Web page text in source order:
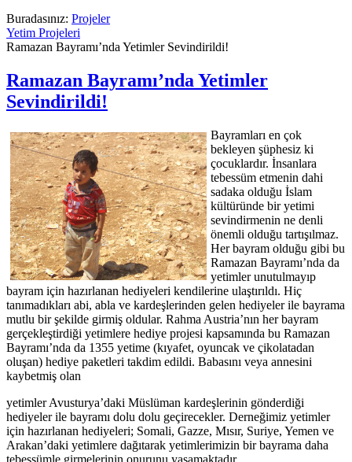
Buradasınız: Projeler
Yetim Projeleri
Ramazan Bayramı’nda Yetimler Sevindirildi!
Ramazan Bayramı’nda Yetimler
Sevindirildi!
Bayramları en çok
bekleyen şüphesiz ki
çocuklardır. İnsanlara
tebessüm etmenin dahi
sadaka olduğu İslam
kültüründe bir yetimi
sevindirmenin ne denli
önemli olduğu tartışılmaz.
Her bayram olduğu gibi bu
Ramazan Bayramı’nda da
yetimler unutulmayıp
bayram için hazırlanan hediyeleri kendilerine ulaştırıldı. Hiç
tanımadıkları abi, abla ve kardeşlerinden gelen hediyeler ile bayrama
mutlu bir şekilde girmiş oldular. Rahma Austria’nın her bayram
gerçekleştirdiği yetimlere hediye projesi kapsamında bu Ramazan
Bayramı’nda da 1355 yetime (kıyafet, oyuncak ve çikolatadan
oluşan) hediye paketleri takdim edildi. Babasını veya annesini
kaybetmiş olan
yetimler Avusturya’daki Müslüman kardeşlerinin gönderdiği
hediyeler ile bayramı dolu dolu geçirecekler. Derneğimiz yetimler
için hazırlanan hediyeleri; Somali, Gazze, Mısır, Suriye, Yemen ve
Arakan’daki yetimlere dağıtarak yetimlerimizin bir bayrama daha